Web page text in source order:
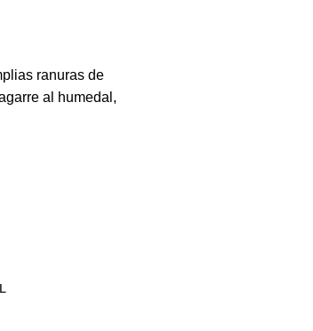
ranuras de
al humedal,